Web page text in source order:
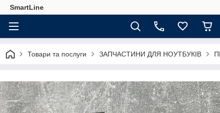
SmartLine
Товари та послуги ЗАПЧАСТИНИ ДЛЯ НОУТБУКІВ